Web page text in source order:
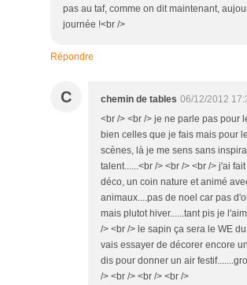
pas au taf, comme on dit maintenant,
journée !<br />
Répondre
C chemin de tables 06/12/2012
<br /> <br /> je ne parle pas pour
bien celles que je fais mais pour
scènes, là je me sens sans
talent......<br /> <br /> <br /> j'ai
déco, un coin nature et animé
animaux....pas de noel car pas
mais plutot hiver......tant pis je
/> <br /> le sapin ça sera le WE
vais essayer de décorer encore
dis pour donner un air
/> <br /> <br /> <br />